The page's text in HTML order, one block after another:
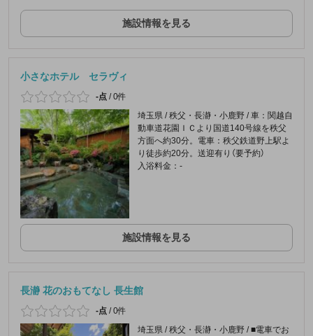
施設情報を見る
小さなホテル セラヴィ
-点 /0件
埼玉県 / 秩父・長瀞・小鹿野 / 車：関越自
動車道花園ＩＣより国道140号線を秩父
方面へ約30分。電車：秩父鉄道野上駅よ
り徒歩約20分。送迎有り（要予約）
入浴料金：-
施設情報を見る
長瀞 花のおもてなし 長生館
-点 /0件
埼玉県 / 秩父・長瀞・小鹿野 / ■電車でお